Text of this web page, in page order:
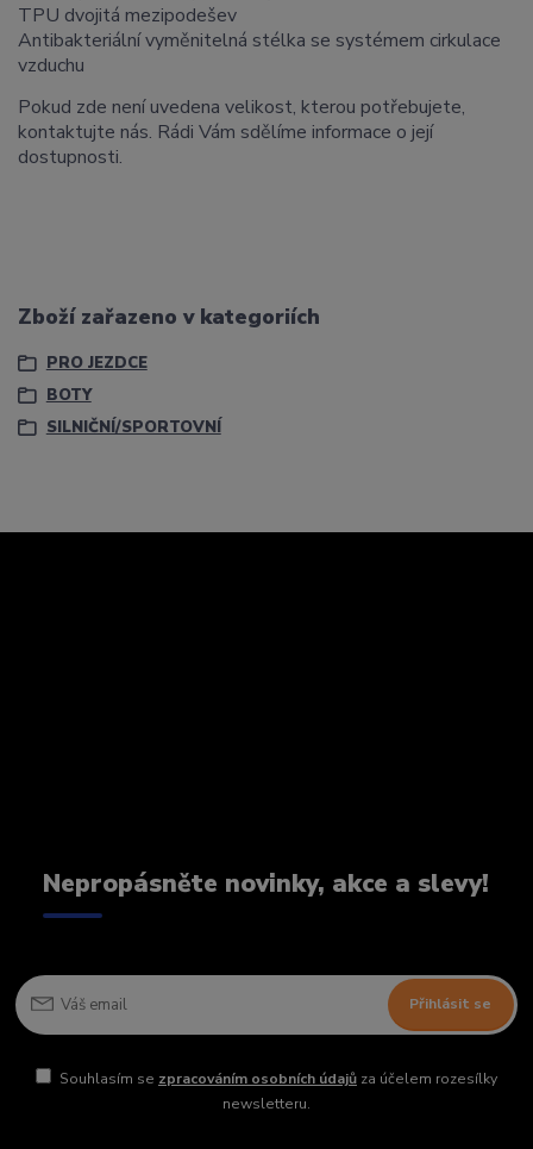
TPU dvojitá mezipodešev
Antibakteriální vyměnitelná stélka se systémem cirkulace
vzduchu
Pokud zde není uvedena velikost, kterou potřebujete,
kontaktujte nás. Rádi Vám sdělíme informace o její
dostupnosti.
Zboží zařazeno v kategoriích
PRO JEZDCE
BOTY
SILNIČNÍ/SPORTOVNÍ
Nepropásněte novinky, akce a slevy!
Přihlásit se
Souhlasím se zpracováním osobních údajůza účelem rozesílky
newsletteru.